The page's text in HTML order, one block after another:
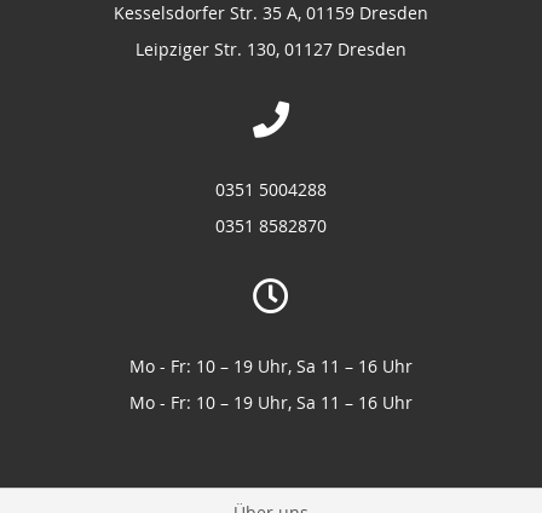
Kesselsdorfer Str. 35 A, 01159 Dresden
Leipziger Str. 130, 01127 Dresden
0351 5004288
0351 8582870
Mo - Fr: 10 – 19 Uhr, Sa 11 – 16 Uhr
Mo - Fr: 10 – 19 Uhr, Sa 11 – 16 Uhr